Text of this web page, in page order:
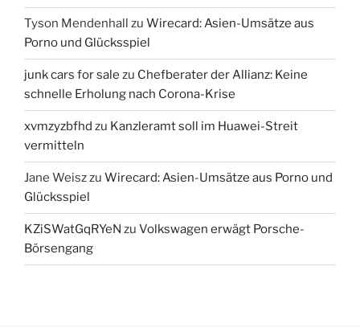
Tyson Mendenhall zu Wirecard: Asien-Umsätze aus
Porno und Glücksspiel
junk cars for sale zu Chefberater der Allianz: Keine
schnelle Erholung nach Corona-Krise
xvmzyzbfhd zu Kanzleramt soll im Huawei-Streit
vermitteln
Jane Weiszzu Wirecard: Asien-Umsätze aus Porno und
Glücksspiel
KZiSWatGqRYeN zu Volkswagen erwägt Porsche-
Börsengang